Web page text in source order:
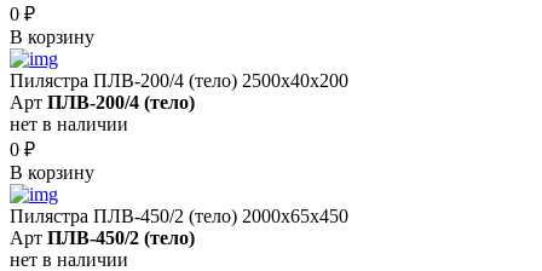
0 ₽
В корзину
Пилястра ПЛВ-200/4 (тело) 2500х40х200
Арт ПЛВ-200/4 (тело)
нет в наличии
0 ₽
В корзину
Пилястра ПЛВ-450/2 (тело) 2000х65х450
Арт ПЛВ-450/2 (тело)
нет в наличии